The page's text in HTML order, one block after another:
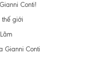
Conti!
thế giới
Gianni Conti